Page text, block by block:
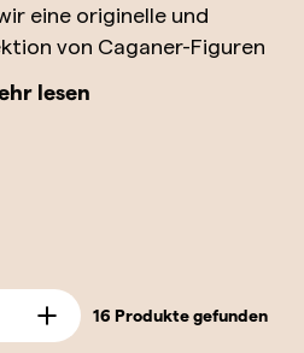
eine originelle und
von Caganer-Figuren
Marvel und DC Comics
und Superheldenfilm-
Humor und katalanische
lesen
16 Produkte gefunden